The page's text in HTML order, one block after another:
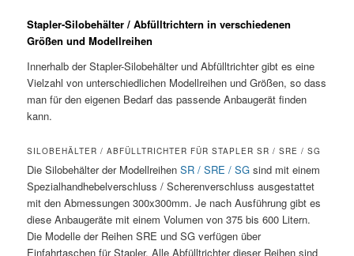
Stapler-Silobehälter / Abfülltrichtern in verschiedenen
Größen und Modellreihen
Innerhalb der Stapler-Silobehälter und Abfülltrichter gibt es eine
Vielzahl von unterschiedlichen Modellreihen und Größen, so dass
man für den eigenen Bedarf das passende Anbaugerät finden
kann.
SILOBEHÄLTER / ABFÜLLTRICHTER FÜR STAPLER SR / SRE / SG
Die Silobehälter der ModellreihenSR / SRE / SG sind mit einem
Spezialhandhebelverschluss / Scherenverschluss ausgestattet
mit den Abmessungen 300x300mm. Je nach Ausführung gibt es
diese Anbaugeräte mit einem Volumen von 375 bis 600 Litern.
Die Modelle der Reihen SRE und SG verfügen über
Einfahrtaschen für Stapler. Alle Abfülltrichter dieser Reihen sind